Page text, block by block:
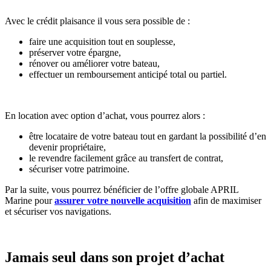
Avec le crédit plaisance il vous sera possible de :
faire une acquisition tout en souplesse,
préserver votre épargne,
rénover ou améliorer votre bateau,
effectuer un remboursement anticipé total ou partiel.
En location avec option d’achat, vous pourrez alors :
être locataire de votre bateau tout en gardant la possibilité d’en
devenir propriétaire,
le revendre facilement grâce au transfert de contrat,
sécuriser votre patrimoine.
Par la suite, vous pourrez bénéficier de l’offre globale APRIL
Marine pourassurer votre nouvelle acquisition afin de maximiser
et sécuriser vos navigations.
Jamais seul dans son projet d’achat